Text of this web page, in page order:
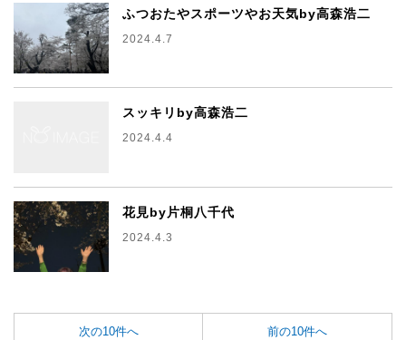
ふつおたやスポーツやお天気by高森浩二
2024.4.7
スッキリby高森浩二
2024.4.4
花見by片桐八千代
2024.4.3
次の10件へ 前の10件へ